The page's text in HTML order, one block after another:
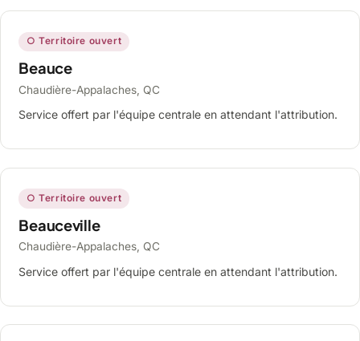
○ Territoire ouvert
Beauce
Chaudière-Appalaches, QC
Service offert par l'équipe centrale en attendant l'attribution.
○ Territoire ouvert
Beauceville
Chaudière-Appalaches, QC
Service offert par l'équipe centrale en attendant l'attribution.